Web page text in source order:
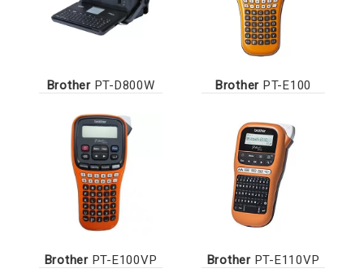
BrotherPT-D800W Brother PT-E100
BrotherPT-E100VP BrotherPT-E110VP